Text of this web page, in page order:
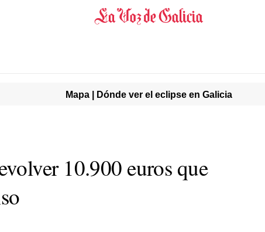
Mapa | Dónde ver el eclipse en Galicia
10.900 euros que